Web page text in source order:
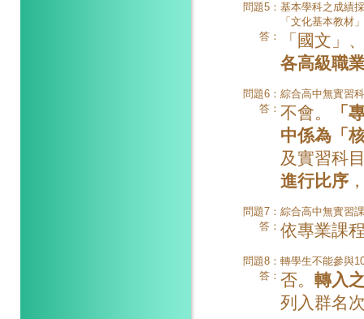
問題5： 基本學科之成績
「文化基本教材
答：
「國文」
各高級職
問題6： 綜合高中無實習
答： 不會。
「
中係為「
及實習科
進行比序
問題7： 綜合高中無實習
答： 依專業課
問題8： 轉學生不能參與
答： 否。 轉入
列入群名